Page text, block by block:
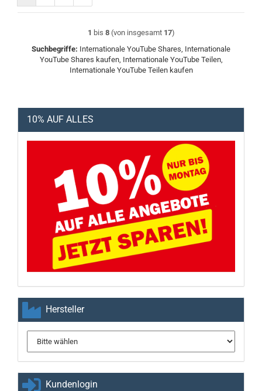
1 bis 8(von insgesamt 17)
Suchbegriffe: Internationale YouTube Shares, Internationale
YouTube Shares kaufen, Internationale YouTube Teilen,
Internationale YouTube Teilen kaufen
10% AUF ALLES
Hersteller
Kundenlogin